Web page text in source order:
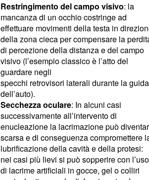
Restringimento del campo visivo: la
mancanza di un occhio costringe ad
effettuare movimenti della testa in
della zona cieca per compensare la
di percezione della distanza e del campo
visivo (l’esempio classico è l’atto del
guardare negli
specchi retrovisori laterali durante la guida
dell’auto).
Secchezza oculare: In alcuni casi
successivamente all’intervento di
enucleazione la lacrimazione può
scarsa e di conseguenza compromettere
lubrificazione della cavità e della protesi:
nei casi più lievi si può sopperire con l’uso
di lacrime artificiali in gocce, gel o colliri